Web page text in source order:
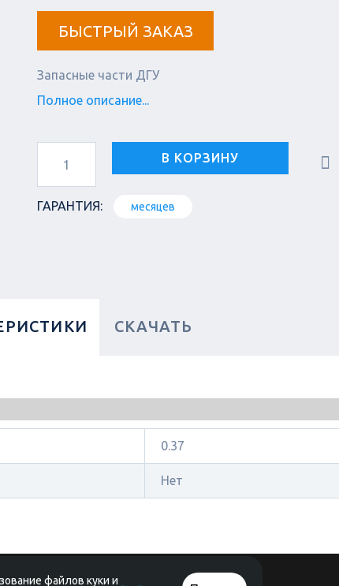
БЫСТРЫЙ ЗАКАЗ
Запасные части ДГУ
Полное описание...
В КОРЗИНУ
ГАРАНТИЯ: месяцев
СКАЧАТЬ
0.37
Нет
файлов куки и